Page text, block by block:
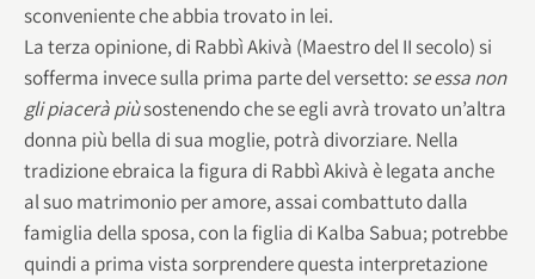
sconveniente che abbia trovato in lei.
La terza opinione, di Rabbì Akivà (Maestro del II secolo) si
sofferma invece sulla prima parte del versetto: se essa non
gli piacerà piùsostenendo che se egli avrà trovato un’altra
donna più bella di sua moglie, potrà divorziare. Nella
tradizione ebraica la figura di Rabbì Akivà è legata anche
al suo matrimonio per amore, assai combattuto dalla
famiglia della sposa, con la figlia di Kalba Sabua; potrebbe
quindi a prima vista sorprendere questa interpretazione